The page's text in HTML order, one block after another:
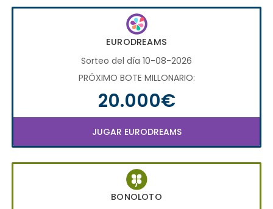
EURODREAMS
Sorteo del día 10-08-2026
PRÓXIMO BOTE MILLONARIO:
20.000€
JUGAR EURODREAMS
BONOLOTO